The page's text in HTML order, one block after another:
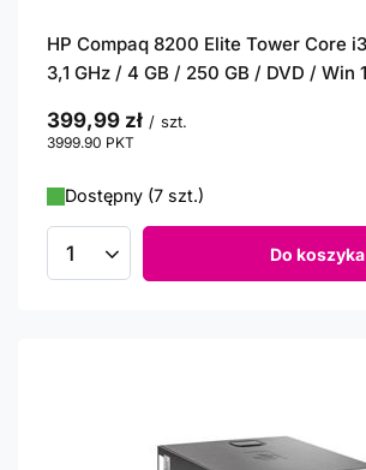
HP Compaq 8200 Elite Tower Core
3,1 GHz / 4 GB / 250 GB / DVD / Win
399,99 zł / szt.
3999.90 PKT
Dostępny (7 szt.)
Ilość produktów Do koszyka